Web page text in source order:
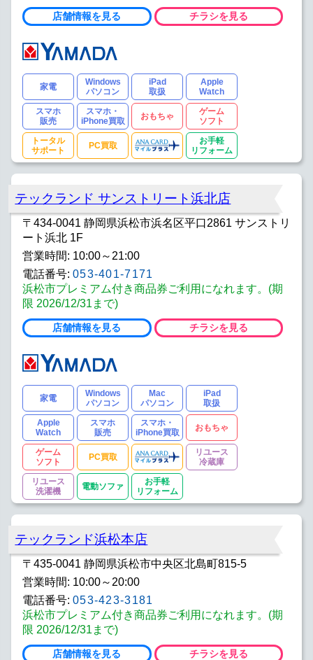
店舗情報を見る チラシを見る
家電
Windows
パソコン
iPad
取扱
Apple
Watch
スマホ
販売
スマホ・
iPhone買取
おもちゃ
ゲーム
ソフト
トータル
サポート
PC買取
お手軽
リフォーム
テックランド サンストリート浜北店
〒434-0041 静岡県浜松市浜名区平口2861 サンストリ
ート浜北 1F
営業時間: 10:00～21:00
電話番号: 053-401-7171
浜松市プレミアム付き商品券ご利用になれます。(期
限 2026/12/31まで)
店舗情報を見る チラシを見る
家電
Windows
パソコン
Mac
パソコン
iPad
取扱
Apple
Watch
スマホ
販売
スマホ・
iPhone買取
おもちゃ
ゲーム
ソフト
PC買取
リユース
冷蔵庫
リユース
洗濯機
電動ソファ
お手軽
リフォーム
テックランド浜松本店
〒435-0041 静岡県浜松市中央区北島町815-5
営業時間: 10:00～20:00
電話番号: 053-423-3181
浜松市プレミアム付き商品券ご利用になれます。(期
限 2026/12/31まで)
店舗情報を見る チラシを見る